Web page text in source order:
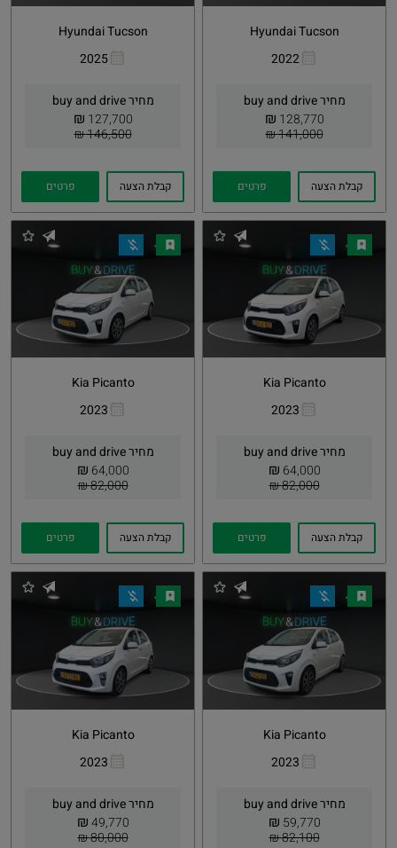
Hyundai Tucson
2022
מחיר buy and drive
128,770
₪
141,000 ₪
Whatsapp
קבלת הצעה פרטים
Hyundai Tucson
2025
מחיר buy and drive
127,700
₪
146,500 ₪
Whatsapp
קבלת הצעה פרטים
Kia Picanto
2023
מחיר buy and drive
64,000
₪
82,000 ₪
Whatsapp
קבלת הצעה פרטים
Kia Picanto
2023
מחיר buy and drive
64,000
₪
82,000 ₪
Whatsapp
קבלת הצעה פרטים
Kia Picanto
2023
מחיר buy and drive
59,770
₪
82,100 ₪
Whatsapp
Kia Picanto
2023
מחיר buy and drive
49,770
₪
80,000 ₪
Whatsapp